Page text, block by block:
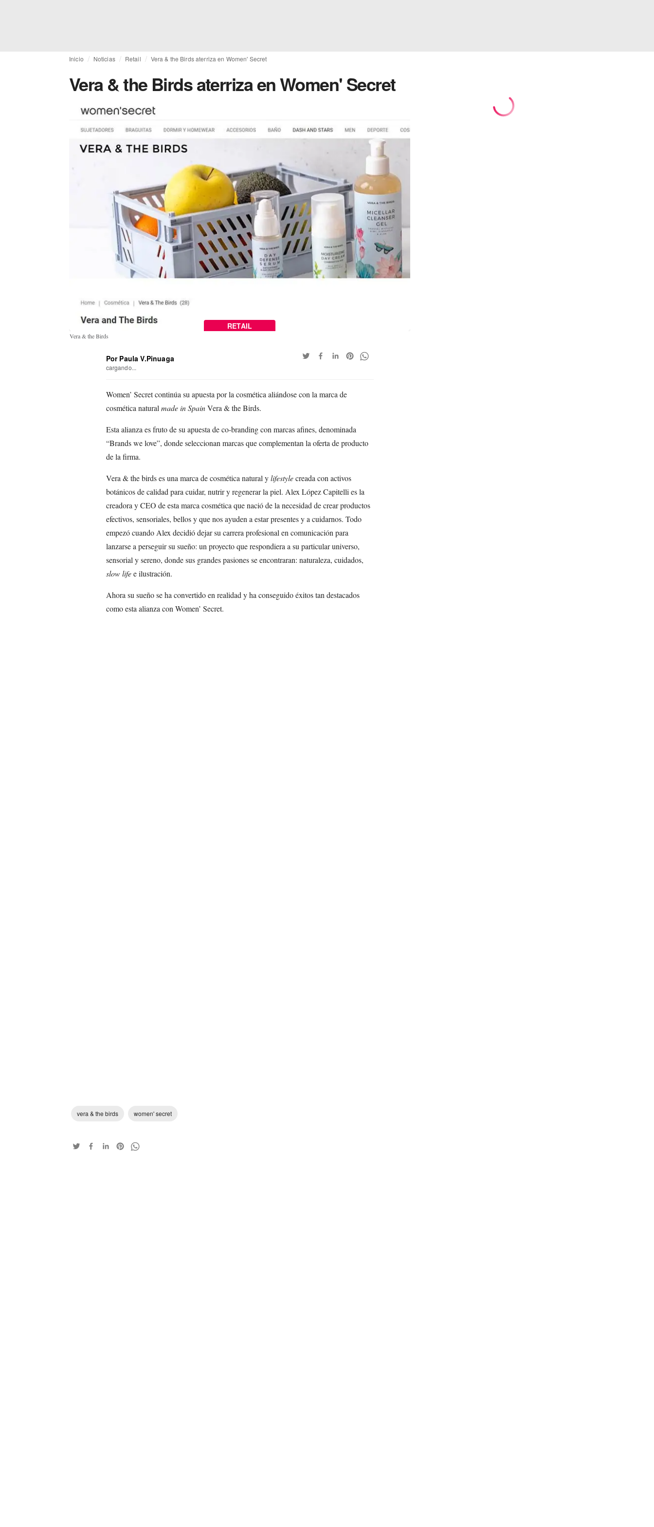
Inicio Noticias Retail Vera & the Birds aterriza en Women' Secret
Vera & the Birds aterriza en Women' Secret
RETAIL
Vera & the Birds
Por Paula V.Pinuaga
cargando...
Women’ Secret continúa su apuesta por la cosmética aliándose con la marca de
cosmética natural made in SpainVera & the Birds.
Esta alianza es fruto de su apuesta de co-branding con marcas afines, denominada
“Brands we love”, donde seleccionan marcas que complementan la oferta de producto
de la firma.
Vera & the birds es una marca de cosmética natural ylifestylecreada con activos
botánicos de calidad para cuidar, nutrir y regenerar la piel. Alex López Capitelli es la
creadora y CEO de esta marca cosmética que nació de la necesidad de crear productos
efectivos, sensoriales, bellos y que nos ayuden a estar presentes y a cuidarnos. Todo
empezó cuando Alex decidió dejar su carrera profesional en comunicación para
lanzarse a perseguir su sueño: un proyecto que respondiera a su particular universo,
sensorial y sereno, donde sus grandes pasiones se encontraran: naturaleza, cuidados,
slow lifee ilustración.
Ahora su sueño se ha convertido en realidad y ha conseguido éxitos tan destacados
como esta alianza con Women’ Secret.
vera & the birds women' secret